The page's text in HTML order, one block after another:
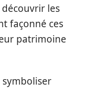
les
façonné ces
patrimoine